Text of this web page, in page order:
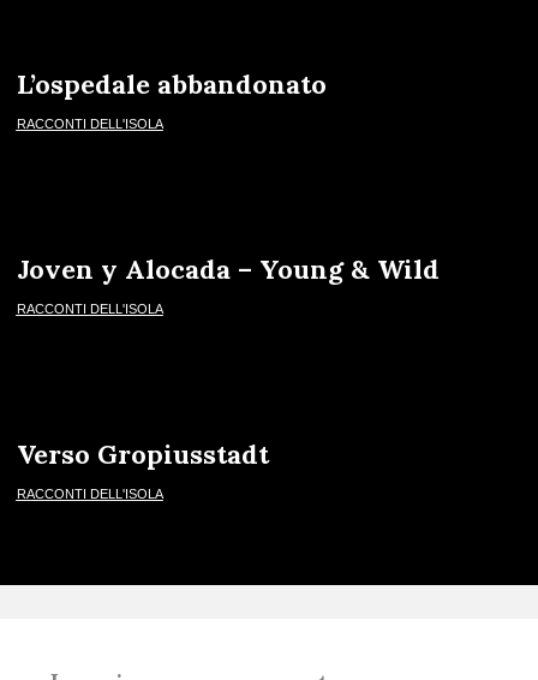
L’ospedale abbandonato
RACCONTI DELL'ISOLA
Joven y Alocada – Young & Wild
RACCONTI DELL'ISOLA
Verso Gropiusstadt
RACCONTI DELL'ISOLA